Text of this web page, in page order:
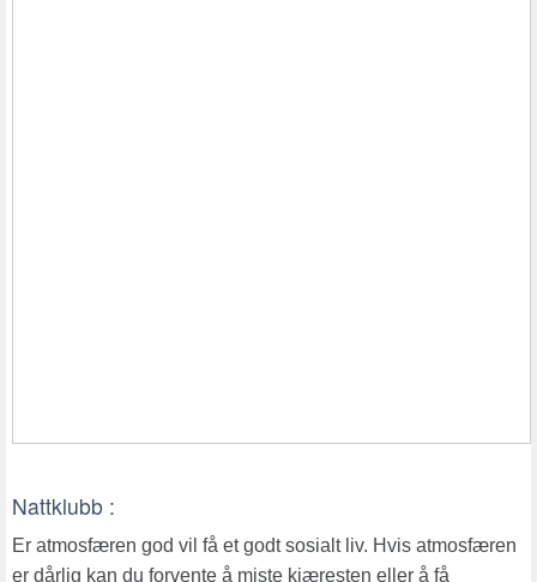
Nattklubb :
Er atmosfæren god vil få et godt sosialt liv. Hvis atmosfæren
er dårlig kan du forvente å miste kjæresten eller å få